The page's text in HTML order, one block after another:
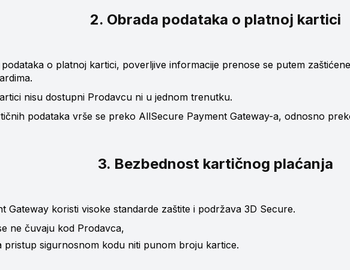
2. Obrada podataka o platnoj kartici
o platnoj kartici, poverljive informacije prenose se putem
nisu dostupni Prodavcu ni u jednom trenutku.
podataka vrše se preko AllSecure Payment Gateway-a, odnosno
3. Bezbednost kartičnog plaćanja
Gateway koristi visoke standarde zaštite i podržava 3D Secure.
ne čuvaju kod Prodavca,
pristup sigurnosnom kodu niti punom broju kartice.